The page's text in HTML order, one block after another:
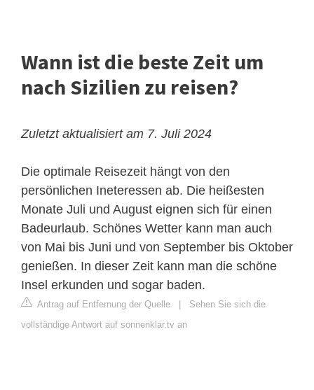
Wann ist die beste Zeit um
nach Sizilien zu reisen?
Zuletzt aktualisiert am 7. Juli 2024
Die optimale Reisezeit hängt von den
persönlichen Ineteressen ab. Die heißesten
Monate Juli und August eignen sich für einen
Badeurlaub. Schönes Wetter kann man auch
von Mai bis Juni und von September bis Oktober
genießen. In dieser Zeit kann man die schöne
Insel erkunden und sogar baden.
Antrag auf Entfernung der Quelle
Sehen Sie sich die
vollständige Antwort auf sonnenklar.tv an